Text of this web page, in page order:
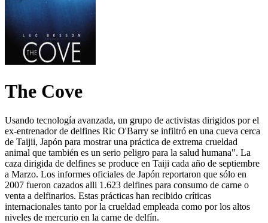
The Cove
Usando tecnología avanzada, un grupo de activistas dirigidos por el
ex-entrenador de delfines Ric O'Barry se infiltró en una cueva cerca
de Taijii, Japón para mostrar una práctica de extrema crueldad
animal que también es un serio peligro para la salud humana". La
caza dirigida de delfines se produce en Taiji cada año de septiembre
a Marzo. Los informes oficiales de Japón reportaron que sólo en
2007 fueron cazados alli 1.623 delfines para consumo de carne o
venta a delfinarios. Estas prácticas han recibido críticas
internacionales tanto por la crueldad empleada como por los altos
niveles de mercurio en la carne de delfín.